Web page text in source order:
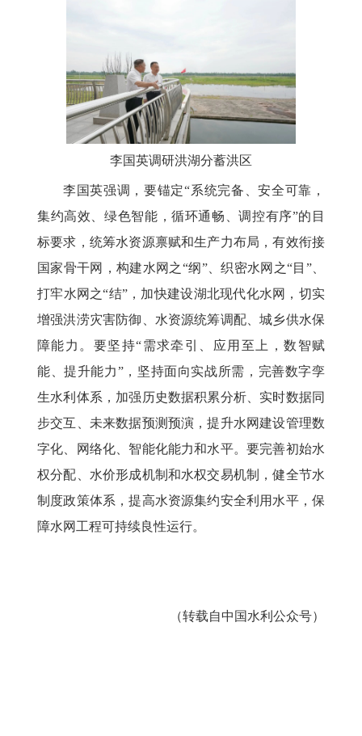
李国英调研洪湖分蓄洪区
李国英强调，要锚定“系统完备、安全可靠，
集约高效、绿色智能，循环通畅、调控有序”的目
标要求，统筹水资源禀赋和生产力布局，有效衔接
国家骨干网，构建水网之“纲”、织密水网之“目”、
打牢水网之“结”，加快建设湖北现代化水网，切实
增强洪涝灾害防御、水资源统筹调配、城乡供水保
障能力。要坚持“需求牵引、应用至上，数智赋
能、提升能力”，坚持面向实战所需，完善数字孪
生水利体系，加强历史数据积累分析、实时数据同
步交互、未来数据预测预演，提升水网建设管理数
字化、网络化、智能化能力和水平。要完善初始水
权分配、水价形成机制和水权交易机制，健全节水
制度政策体系，提高水资源集约安全利用水平，保
障水网工程可持续良性运行。
（转载自中国水利公众号）